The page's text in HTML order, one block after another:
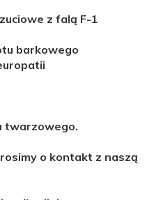
z falą F-1
barkowego
twarzowego.
o kontakt z naszą